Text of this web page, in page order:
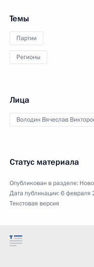
Темы
Партии
Регионы
Лица
Володин Вячеслав
Статус материала
Опубликован в разделе:
Дата публикации:6 февраля
Текстовая версия